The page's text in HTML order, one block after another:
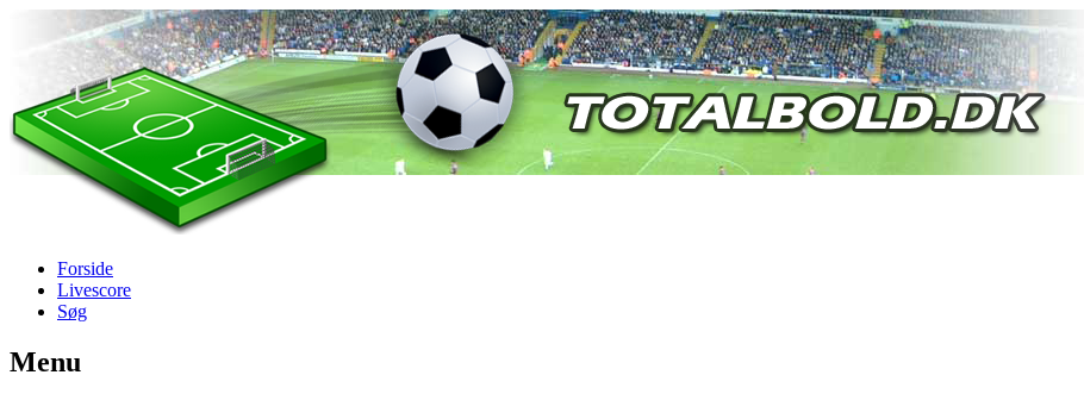
Forside
Livescore
Søg
Наши партнеры
Menu